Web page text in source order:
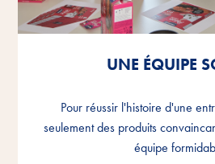
UNE ÉQUIPE
Pour réussir l'histoire d'une
seulement des produits
équipe
UNE ÉQUIPE
Pour réussir l'histoire d'une
seulement des produits
équipe
UNE ÉQUIPE
Pour réussir l'histoire d'une
seulement des produits
équipe